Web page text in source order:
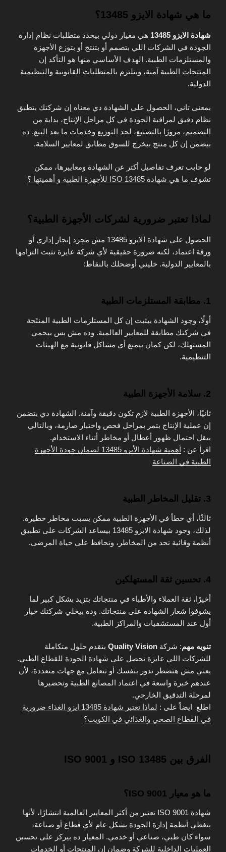
ما هي شهادة الايزو 13485؟
شهادة الايزو 13485
هي معيار دولي بيحدد متطلبات نظام إدارة
الجودة في الشركات اللي بتصمم أو بتنتج أو بتوزع الأجهزة
والمستلزمات الطبية. الهدف الأساسي منها هو التأكد إن
المنتجات الطبية آمنة، وبتلتزم بالمتطلبات القانونية والتنظيمية
الدولية.
بمعنى تاني، الحصول على الشهادة دي معناه إن شركتك بتطبق
نظام دقيق لمراقبة الجودة في كل مراحل الإنتاج، بداية من
التصميم، مرورًا بالتصنيع، لحد التوزيع وخدمات ما بعد البيع. ده
بيضمن إن كل منتج بيخرج للسوق مطابق لمعايير السلامة.
لو حابب تعرف تفاصيل أكتر عن الشهادة ومعاييرها، ممكن
تشوف ما هي شهادة ISO 13485 للأجهزة الطبية و أهميتها ؟
لماذا تعتبر ضرورية لشركات الأجهزة الطبية؟
الحصول على شهادة الايزو 13485 مش مجرد إنجاز إداري أو
ورقة اعتماد، لكنه ضرورة حقيقية لأي شركة عايزة تثبت التزامها
بالمعايير الدولية. خليني أوضحلك بالنقاط:
1. مطابقة المستلزمات الطبية
أولًا، وجود الشهادة بيثبت إن كل المستلزمات الطبية المنتَجة
في شركتك مطابقة للمعايير العالمية. وده مش بس بيحمي
المستهلك، لكن كمان بيمنع أي مشاكل قانونية مع الهيئات
التنظيمية.
2. سلامة الأجهزة الطبية
ثانيًا، الأجهزة الطبية لازم تكون دقيقة وآمنة. الشهادة دي بتضمن
إن عملية الإنتاج بتمر بمراحل فحص واختبار صارمة، وبالتالي
بيقل احتمال ظهور أعطال أو مخاطر أثناء الاستخدام.
اقرأ عن :
أهمية شهادة الأيزو 13485 لضمان جودة الأجهزة
الطبية في الصناعة
3. تقليل المخاطر الطبية
ثالثًا، أي خطأ في الأجهزة الطبية ممكن يسبب مخاطر خطيرة.
لذلك، وجود شهادة الايزو 13485 بيساعد الشركات على تطبيق
أنظمة وقائية تحد من المخاطر، وتحافظ على حياة المرضى.
4. تحسين ثقة المستهلكين
أخيرًا، ثقة العملاء والأطباء في منتجاتك بتزيد بشكل كبير لما
يشوفوا شعار الشهادة على منتجاتك. وده بيخلي شركتك خيار
أول عند المستشفيات والمراكز الطبية.
تنويه مهم: شركة Quality Vision بتقدم حلول متكاملة
للشركات اللي عايزة تحصل على شهادة الجودة للقطاع الطبي.
يعني مش هتضطر تدور بنفسك أو تتعامل مع جهات متعددة، لأن
عندهم خبرة واسعة في اعتماد المصانع الطبية وتحضيرها
لمرحلة التدقيق الخارجي.
اطلع ايضاً على :
لماذا تعتبر شهادة 13485 ايزو الغذاء ضرورية
في القطاع الصحي والغذائي في الكويت؟
الفرق بين ISO 13485 و ISO 9001
ما هو معيار ISO 9001؟
شهادة ISO 9001 تعتبر من أكثر المعايير العالمية انتشارًا، لأنها
بتغطي أنظمة إدارة الجودة بشكل عام لأي قطاع أو صناعة،
سواء كان طبي، صناعي أو خدمي. المعيار ده بيركز على تحسين
العمليات الداخلية للشركة وضمان إن المنتجات أو الخدمات